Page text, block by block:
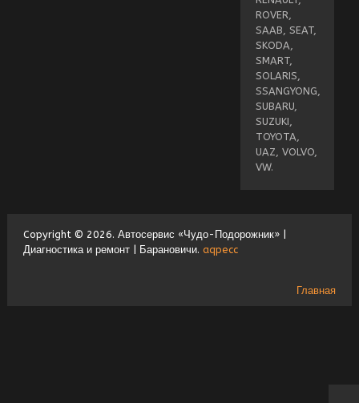
ROVER,
SAAB, SEAT,
SKODA,
SMART,
SOLARIS,
SSANGYONG,
SUBARU,
SUZUKI,
TOYOTA,
UAZ, VOLVO,
VW.
Copyright © 2026. Автосервис «Чудо-Подорожник» |
Диагностика и ремонт | Барановичи. aqpecc
Главная